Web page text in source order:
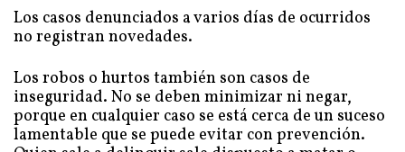
Los casos denunciados a varios días de ocurridos
no registran novedades.
Los robos o hurtos también son casos de
inseguridad. No se deben minimizar ni negar,
porque en cualquier caso se está cerca de un suceso
lamentable que se puede evitar con prevención.